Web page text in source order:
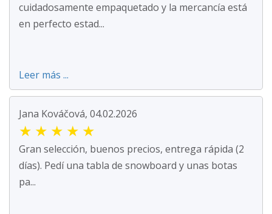
cuidadosamente empaquetado y la mercancía está
en perfecto estad...
Leer más ...
Jana Kováčová, 04.02.2026
★ ★ ★ ★ ★
Gran selección, buenos precios, entrega rápida (2
días). Pedí una tabla de snowboard y unas botas
pa...